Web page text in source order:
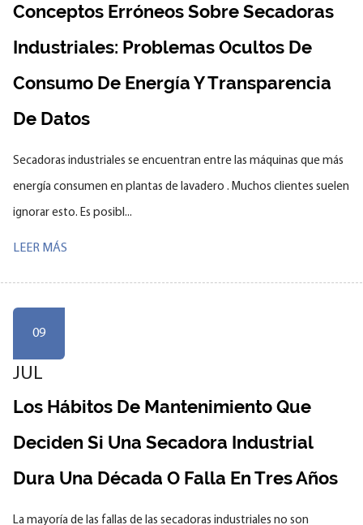
Conceptos Erróneos Sobre Secadoras
Industriales: Problemas Ocultos De
Consumo De Energía Y Transparencia
De Datos
Secadoras industriales se encuentran entre las máquinas que más
energía consumen en plantas de lavadero . Muchos clientes suelen
ignorar esto. Es posibl...
LEER MÁS
09
JUL
Los Hábitos De Mantenimiento Que
Deciden Si Una Secadora Industrial
Dura Una Década O Falla En Tres Años
La mayoría de las fallas de las secadoras industriales no son